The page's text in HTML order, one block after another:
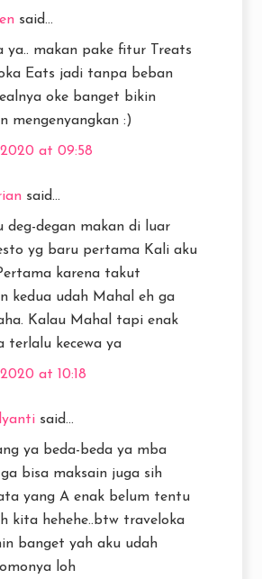
said...
ya.. makan pake fitur Treats
Eats jadi tanpa beban
oke banget bikin
mengenyangkan :)
at 09:58
said...
deg-degan makan di luar
yg baru pertama Kali aku
karena takut
kedua udah Mahal eh ga
Kalau Mahal tapi enak
terlalu kecewa ya
at 10:18
said...
ya beda-beda ya mba
bisa maksain juga sih
yang A enak belum tentu
kita hehehe..btw traveloka
banget yah aku udah
loh